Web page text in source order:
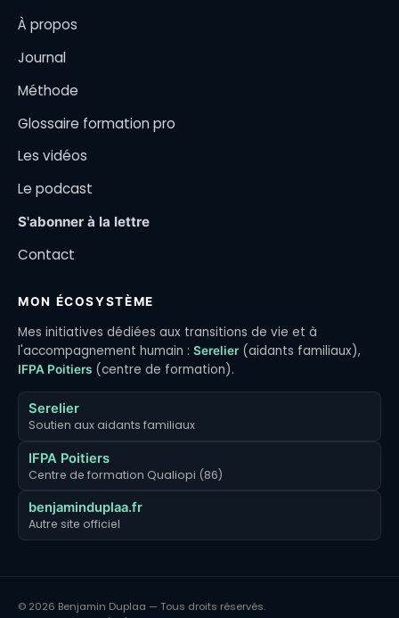
À propos
Journal
Méthode
Glossaire formation pro
Les vidéos
Le podcast
S'abonner à la lettre
Contact
MON ÉCOSYSTÈME
Mes initiatives dédiées aux transitions de vie et à
l'accompagnement humain : Serelier (aidants familiaux),
IFPA Poitiers (centre de formation).
Serelier
Soutien aux aidants familiaux
IFPA Poitiers
Centre de formation Qualiopi (86)
benjaminduplaa.fr
Autre site officiel
© 2026 Benjamin Duplaa — Tous droits réservés.